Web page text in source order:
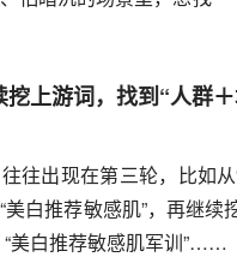
上游词，找到“人群
往出现在第三轮，比如从
白推荐敏感肌”，再继续
“美白推荐敏感肌军训”……